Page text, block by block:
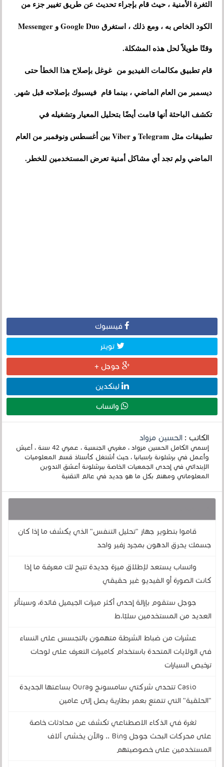
الثغرة الأمنية ، حيث قام بإجراء تحديث عن طريق تغيير جزء من
الكود الخاص به ، ومع ذلك ، استغرق Google Duo و Messenger
وقتًا طويلاً لحل هذه المشكلة.
قام تطبيق مكالمات الفيديو من غوغل بإصلاح هذا الخطأ حتى
ديسمبر من العام الماضي ، بينما قام فيسبوك بإصلاحه قبل شهر.
تكشف الباحثة أنها قامت أيضًا بتحليل المعيار وتشغيله في
تطبيقات مثل Telegram و Viber بين أغسطس ونوفمبر من العام
الماضي ولم تجد أي مشاكل أمنية تعرض المستخدمين للخطر.
فيسبوك
تويتر
جوجل +
لينكدين
واتساب
الكاتب :الحسين مزواد
إسمي الكامل الحسين مزواد ، مغربي الجنسية ، عمري 42 سنة ، أعيش
وأعمل في برشلونة بإسبانيا ، حيث أشتغل كأستاذ قسم المعلوميات
الإبتدائي في إحدى الجمعيات الخاصة ببرشلونة أعشق التدوين
المعلوماتي ومهتم بكل ما هو جديد في عالم التقنية
قاموا بتطوير جهاز "تحليل التنفس" الذي يكشف ما إذا كان
جسمك يحرق الدهون بمجرد زفير واحد
واتساب يستعد لإطلاق ميزة جديدة تتيح لك معرفة ما إذا
كانت الصورة أو الفيديو غير حقيقي
جوجل ستقوم بإزالة إحدى أكثر ميزات الجيميل فائدة، وسيتأثر
العديد من المستخدمين سلبًا.ط
عشرات من ضباط الشرطة متهمون بالتجسس على النساء
في الولايات المتحدة باستخدام كاميرات التعرف على لوحات
ترخيص السيارات
Casio تتحدى شركتي سامسونج وOura بساعتها الجديدة
"الحلقية" التي تتمتع بعمر بطارية يصل إلى عامين
ثغرة في الذكاء الاصطناعي تكشف عن محادثات خاصة
على محركات البحث جوجل Bing .. والآن يخشى آلاف
المستخدمين على خصوصيتهم